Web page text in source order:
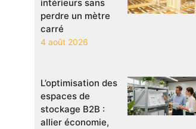
intérieurs sans
perdre un mètre
carré
4 août 2026
L’optimisation des
espaces de
stockage B2B :
allier économie,